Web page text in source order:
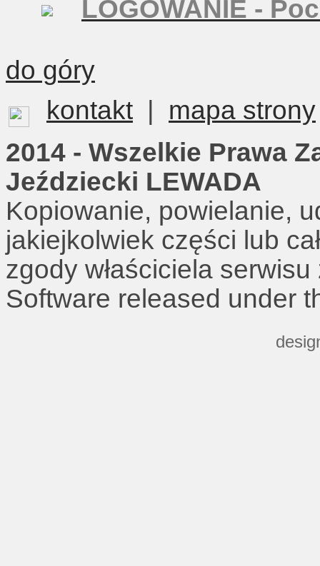
LOGOWANIE -
do góry
kontakt
mapa strony
2014 - Wszelkie Prawa
Jeździecki LEWADA
Kopiowanie, powielanie,
jakiejkolwiek części lub
zgody właściciela
Software released under